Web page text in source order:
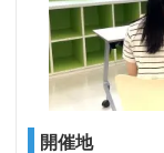
開催地